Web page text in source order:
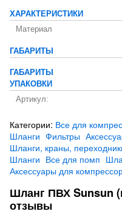
ХАРАКТЕРИСТИКИ
Материал
ГАБАРИТЫ
ГАБАРИТЫ
УПАКОВКИ
Артикул:
Категории: Все для
Шланги Фильтры
Шланги, краны,
Шланги Все для помп
Аксессуары для
Шланг ПВХ Sunsun
отзывы